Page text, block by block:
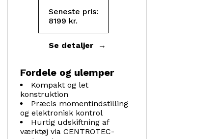
Fordele og ulemper
Kompakt og let
konstruktion
Præcis momentindstilling
og elektronisk kontrol
Hurtig udskiftning af
værktøj via CENTROTEC-
Seneste pris:
8199 kr.
Se detaljer